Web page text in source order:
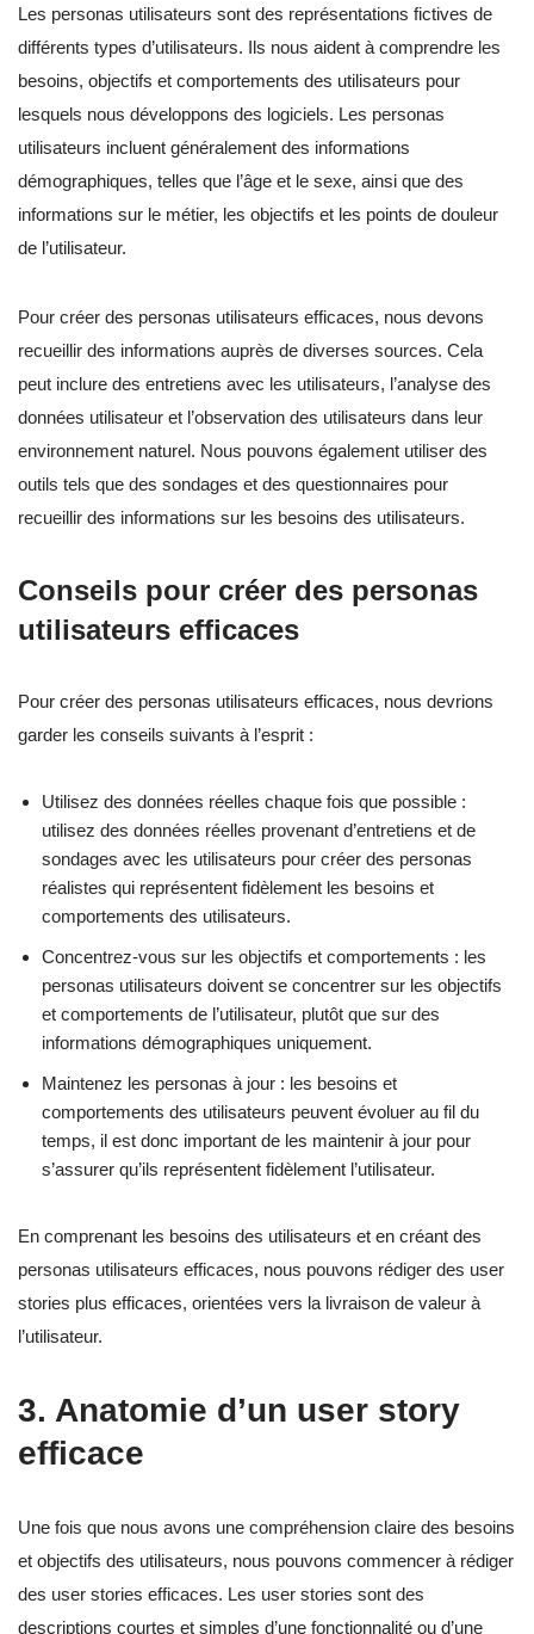
Les personas utilisateurs sont des représentations fictives de
différents types d’utilisateurs. Ils nous aident à comprendre les
besoins, objectifs et comportements des utilisateurs pour
lesquels nous développons des logiciels. Les personas
utilisateurs incluent généralement des informations
démographiques, telles que l’âge et le sexe, ainsi que des
informations sur le métier, les objectifs et les points de douleur
de l’utilisateur.
Pour créer des personas utilisateurs efficaces, nous devons
recueillir des informations auprès de diverses sources. Cela
peut inclure des entretiens avec les utilisateurs, l’analyse des
données utilisateur et l’observation des utilisateurs dans leur
environnement naturel. Nous pouvons également utiliser des
outils tels que des sondages et des questionnaires pour
recueillir des informations sur les besoins des utilisateurs.
Conseils pour créer des personas
utilisateurs efficaces
Pour créer des personas utilisateurs efficaces, nous devrions
garder les conseils suivants à l’esprit :
Utilisez des données réelles chaque fois que possible :
utilisez des données réelles provenant d’entretiens et de
sondages avec les utilisateurs pour créer des personas
réalistes qui représentent fidèlement les besoins et
comportements des utilisateurs.
Concentrez-vous sur les objectifs et comportements : les
personas utilisateurs doivent se concentrer sur les objectifs
et comportements de l’utilisateur, plutôt que sur des
informations démographiques uniquement.
Maintenez les personas à jour : les besoins et
comportements des utilisateurs peuvent évoluer au fil du
temps, il est donc important de les maintenir à jour pour
s’assurer qu’ils représentent fidèlement l’utilisateur.
En comprenant les besoins des utilisateurs et en créant des
personas utilisateurs efficaces, nous pouvons rédiger des user
stories plus efficaces, orientées vers la livraison de valeur à
l’utilisateur.
3. Anatomie d’un user story
efficace
Une fois que nous avons une compréhension claire des besoins
et objectifs des utilisateurs, nous pouvons commencer à rédiger
des user stories efficaces. Les user stories sont des
descriptions courtes et simples d’une fonctionnalité ou d’une